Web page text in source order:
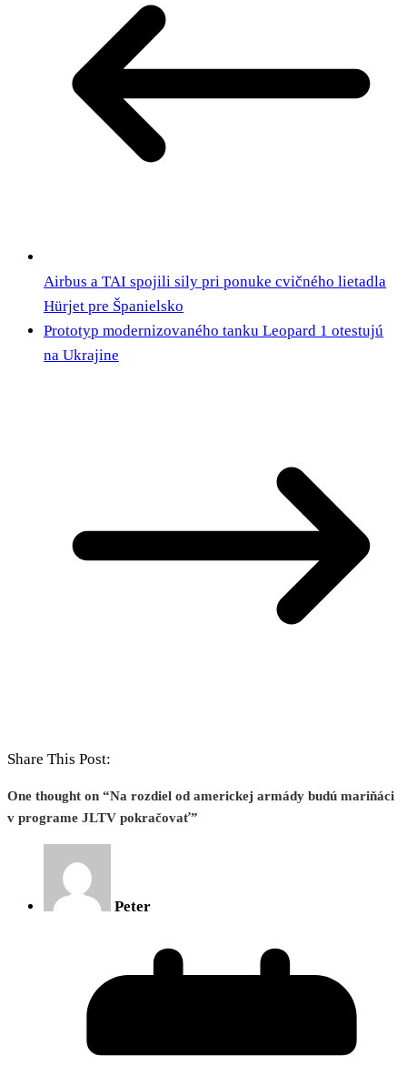
Airbus a TAI spojili sily pri ponuke cvičného lietadla
Hürjet pre Španielsko
Prototyp modernizovaného tanku Leopard 1 otestujú
na Ukrajine
Share This Post:
One thought on “Na rozdiel od americkej armády budú mariňáci
v programe JLTV pokračovať”
Peter